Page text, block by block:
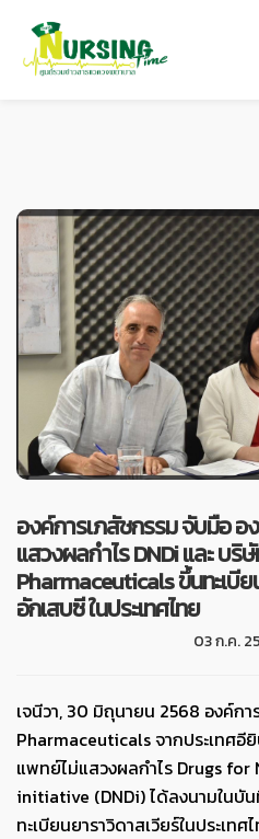
องค์การเภสัชกรรม จับมือ อ
แสวงผลกำไร DNDi และ บริ
Pharmaceuticals ขึ้นทะเบี
อักเสบซี ในประเทศไทย
03 ก.ค.
เจนีวา, 30 มิถุนายน 2568 องค์ก
Pharmaceuticals จากประเทศอี
แพทย์ไม่แสวงผลกำไร Drugs for
initiative (DNDi) ได้ลงนามในบัน
ทะเบียนยาราวิดาสเวียร์ในประเทศ